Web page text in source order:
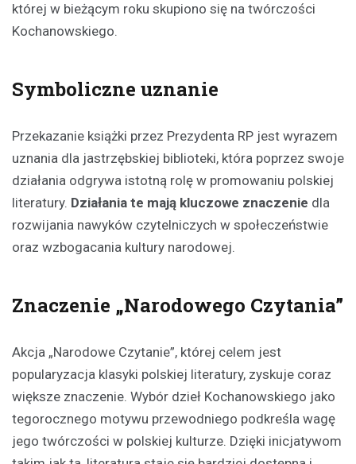
której w bieżącym roku skupiono się na twórczości
Kochanowskiego.
Symboliczne uznanie
Przekazanie książki przez Prezydenta RP jest wyrazem
uznania dla jastrzębskiej biblioteki, która poprzez swoje
działania odgrywa istotną rolę w promowaniu polskiej
literatury. Działania te mają kluczowe znaczenie dla
rozwijania nawyków czytelniczych w społeczeństwie
oraz wzbogacania kultury narodowej.
Znaczenie „Narodowego Czytania”
Akcja „Narodowe Czytanie”, której celem jest
popularyzacja klasyki polskiej literatury, zyskuje coraz
większe znaczenie. Wybór dzieł Kochanowskiego jako
tegorocznego motywu przewodniego podkreśla wagę
jego twórczości w polskiej kulturze. Dzięki inicjatywom